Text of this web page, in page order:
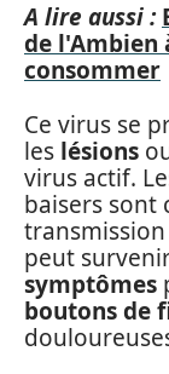
A lire aussi :
de l'Ambien
consommer
Ce virus se
les lésions
virus actif.
baisers sont
transmission
peut
symptômes
boutons de